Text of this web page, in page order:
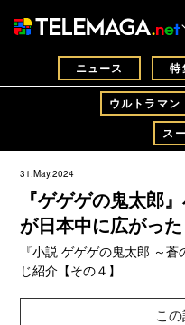
ニュース 特
ウルトラマン
ス
31.May.2024
『ゲゲゲの鬼太郎
が日本中に広がっ
『小説 ゲゲゲの鬼太郎 ～
じ紹介【その４】
こ